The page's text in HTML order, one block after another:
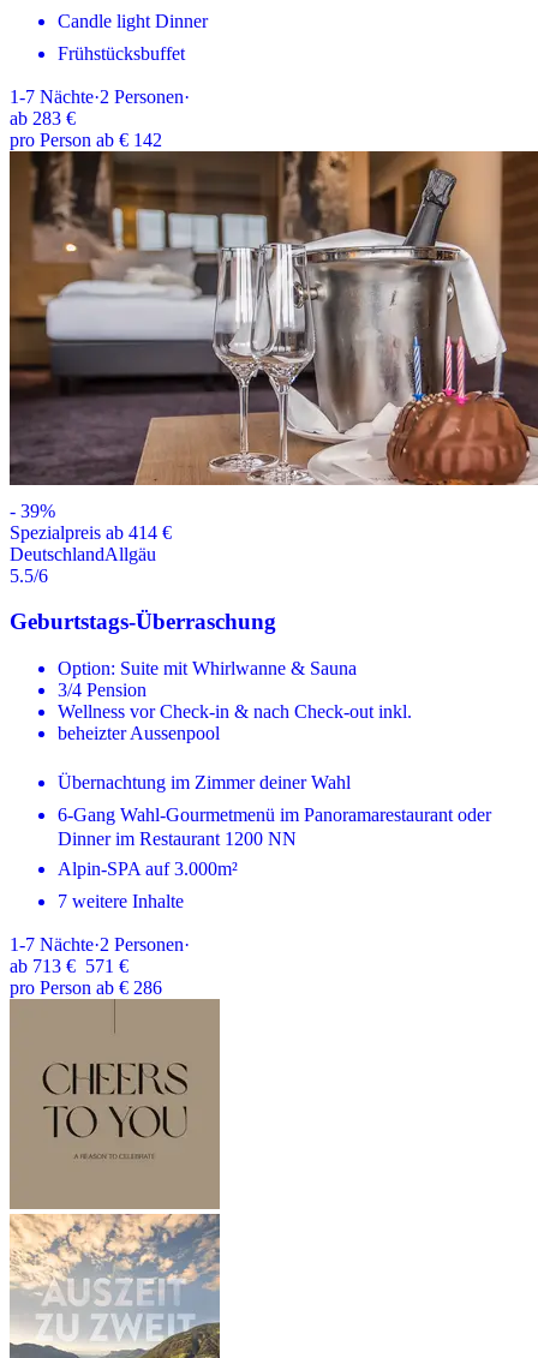
Candle light Dinner
Frühstücksbuffet
1-7 Nächte·2 Personen·
ab 283 €
pro Person ab € 142
- 39%
Spezialpreis ab 414 €
DeutschlandAllgäu
5.5/6
Geburtstags-Überraschung
Option: Suite mit Whirlwanne & Sauna
3/4 Pension
Wellness vor Check-in & nach Check-out inkl.
beheizter Aussenpool
Übernachtung im Zimmer deiner Wahl
6-Gang Wahl-Gourmetmenü im Panoramarestaurant oder
Dinner im Restaurant 1200 NN
Alpin-SPA auf 3.000m²
7 weitere Inhalte
1-7 Nächte·2 Personen·
ab 713 € 571 €
pro Person ab € 286